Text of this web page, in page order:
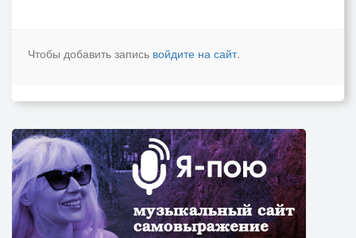
Чтобы добавить запись войдите на сайт.